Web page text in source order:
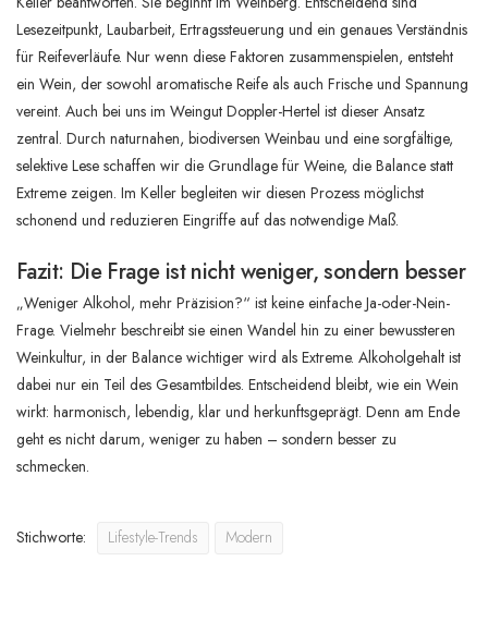
Lesezeitpunkt, Laubarbeit, Ertragssteuerung und ein genaues Verständnis
für Reifeverläufe. Nur wenn diese Faktoren zusammenspielen, entsteht
ein Wein, der sowohl aromatische Reife als auch Frische und Spannung
vereint. Auch bei uns im Weingut Doppler-Hertel ist dieser Ansatz
zentral. Durch naturnahen, biodiversen Weinbau und eine sorgfältige,
selektive Lese schaffen wir die Grundlage für Weine, die Balance statt
Extreme zeigen. Im Keller begleiten wir diesen Prozess möglichst
schonend und reduzieren Eingriffe auf das notwendige Maß.
Fazit: Die Frage ist nicht weniger, sondern besser
„Weniger Alkohol, mehr Präzision?“ ist keine einfache Ja-oder-Nein-
Frage. Vielmehr beschreibt sie einen Wandel hin zu einer bewussteren
Weinkultur, in der Balance wichtiger wird als Extreme. Alkoholgehalt ist
dabei nur ein Teil des Gesamtbildes. Entscheidend bleibt, wie ein Wein
wirkt: harmonisch, lebendig, klar und herkunftsgeprägt. Denn am Ende
geht es nicht darum, weniger zu haben – sondern besser zu
schmecken.
Stichworte: Lifestyle-Trends Modern